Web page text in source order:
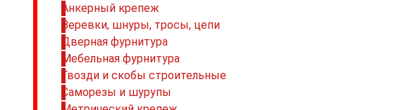
Анкерный крепеж
Веревки, шнуры, тросы, цепи
Дверная фурнитура
Мебельная фурнитура
Гвозди и скобы строительные
Саморезы и шурупы